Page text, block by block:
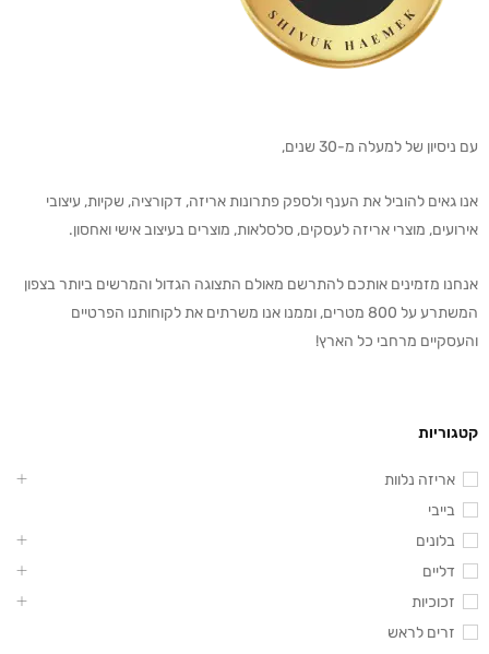
עם ניסיון של למעלה מ-30 שנים,
אנו גאים להוביל את הענף ולספק פתרונות אריזה, דקורציה, שקיות, עיצובי
אירועים, מוצרי אריזה לעסקים, סלסלאות, מוצרים בעיצוב אישי ואחסון.
אנחנו מזמינים אותכם להתרשם מאולם התצוגה הגדול והמרשים ביותר בצפון
המשתרע על 800 מטרים, וממנו אנו משרתים את לקוחותנו הפרטיים
והעסקיים מרחבי כל הארץ!
קטגוריות
אריזה נלוות
בייבי
בלונים
דליים
זכוכיות
זרים לראש